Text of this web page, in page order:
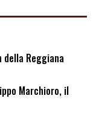
della Reggiana
Marchioro, il